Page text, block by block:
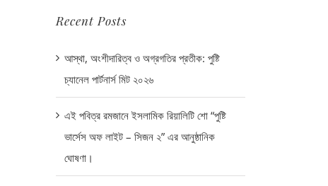
Recent Posts
আস্থা, অংশীদারিত্ব ও অগ্রগতির প্রতীক: পুষ্টি
চ্যানেল পার্টনার্স মিট ২০২৬
এই পবিত্র রমজানে ইসলামিক রিয়ালিটি শো “পুষ্টি
ভার্সেস অফ লাইট – সিজন ২” এর আনুষ্ঠানিক
ঘোষণা।